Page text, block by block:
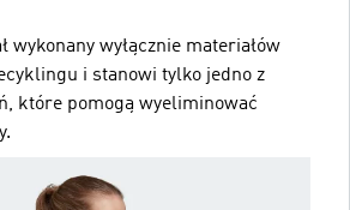
wykonany wyłącznie materiałów
i stanowi tylko jedno z
które pomogą wyeliminować